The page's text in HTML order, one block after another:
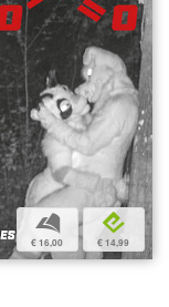
b
€ 16,00
e
€ 14,99